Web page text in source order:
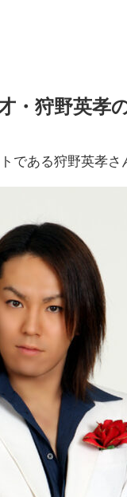
・狩野英孝
である狩野英孝さ